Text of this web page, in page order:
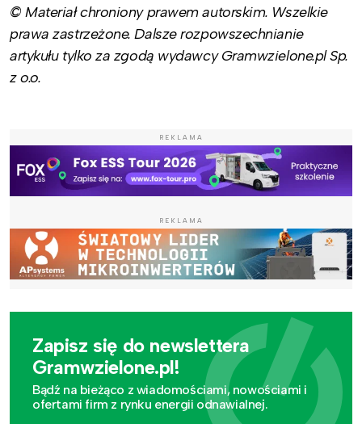
© Materiał chroniony prawem autorskim. Wszelkie
prawa zastrzeżone. Dalsze rozpowszechnianie
artykułu tylko za zgodą wydawcy Gramwzielone.pl Sp.
z o.o.
REKLAMA
REKLAMA
Zapisz się do newslettera
Gramwzielone.pl!
Bądź na bieżąco z wiadomościami, nowościami i
ofertami firm z rynku energii odnawialnej.